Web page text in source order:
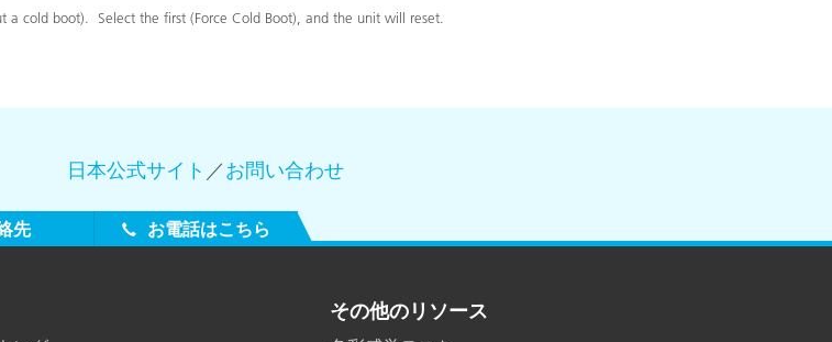
ライフサイエンス
製紙業
建築基材
cold boot). Select the first (Force Cold Boot), and the unit will reset.
日本公式サイト ／お問い合わせ
先 お電話はこちら
その他のリソース